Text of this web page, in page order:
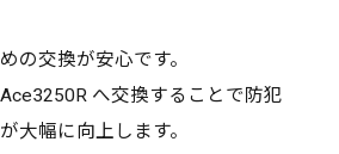
の交換が安心です。
へ交換することで防犯
大幅に向上します。